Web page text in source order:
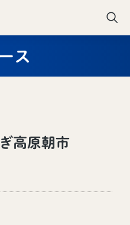
ス
高原朝市